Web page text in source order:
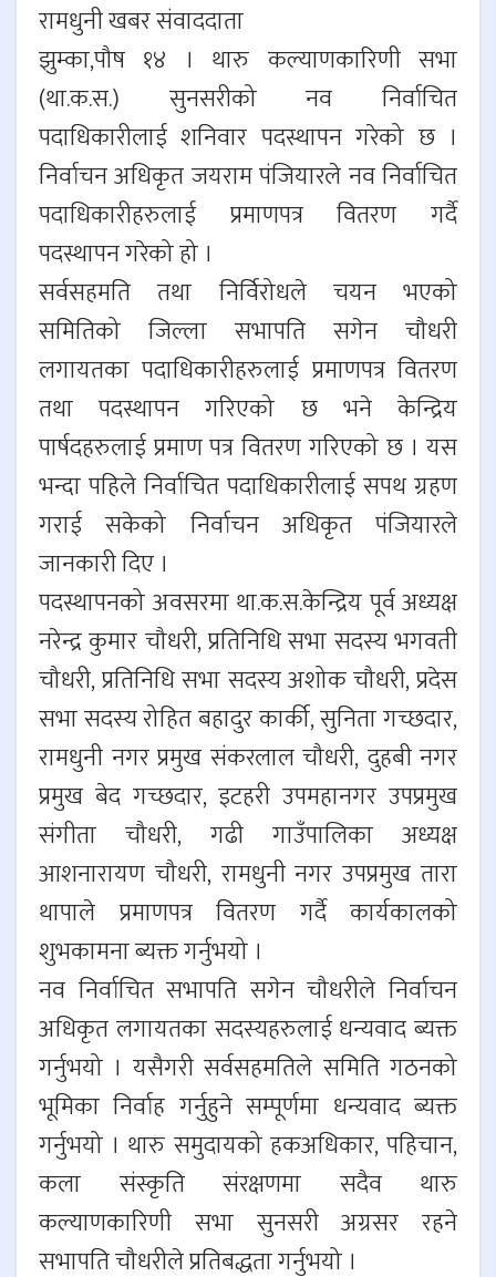
रामधुनी खबर संवाददाता
झुम्का,पौष १४ । थारु कल्याणकारिणी सभा
(था.क.स.) सुनसरीको नव निर्वाचित
पदाधिकारीलाई शनिवार पदस्थापन गरेको छ ।
निर्वाचन अधिकृत जयराम पंजियारले नव निर्वाचित
पदाधिकारीहरुलाई प्रमाणपत्र वितरण गर्दै
पदस्थापन गरेको हो ।
सर्वसहमति तथा निर्विरोधले चयन भएको
समितिको जिल्ला सभापति सगेन चौधरी
लगायतका पदाधिकारीहरुलाई प्रमाणपत्र वितरण
तथा पदस्थापन गरिएको छ भने केन्द्रिय
पार्षदहरुलाई प्रमाण पत्र वितरण गरिएको छ । यस
भन्दा पहिले निर्वाचित पदाधिकारीलाई सपथ ग्रहण
गराई सकेको निर्वाचन अधिकृत पंजियारले
जानकारी दिए ।
पदस्थापनको अवसरमा था.क.स.केन्द्रिय पूर्व अध्यक्ष
नरेन्द्र कुमार चौधरी, प्रतिनिधि सभा सदस्य भगवती
चौधरी, प्रतिनिधि सभा सदस्य अशोक चौधरी, प्रदेस
सभा सदस्य रोहित बहादुर कार्की, सुनिता गच्छदार,
रामधुनी नगर प्रमुख संकरलाल चौधरी, दुहबी नगर
प्रमुख बेद गच्छदार, इटहरी उपमहानगर उपप्रमुख
संगीता चौधरी, गढी गाउँपालिका अध्यक्ष
आशनारायण चौधरी, रामधुनी नगर उपप्रमुख तारा
थापाले प्रमाणपत्र वितरण गर्दै कार्यकालको
शुभकामना ब्यक्त गर्नुभयो ।
नव निर्वाचित सभापति सगेन चौधरीले निर्वाचन
अधिकृत लगायतका सदस्यहरुलाई धन्यवाद ब्यक्त
गर्नुभयो । यसैगरी सर्वसहमतिले समिति गठनको
भूमिका निर्वाह गर्नुहुने सम्पूर्णमा धन्यवाद ब्यक्त
गर्नुभयो । थारु समुदायको हकअधिकार, पहिचान,
कला संस्कृति संरक्षणमा सदैव थारु
कल्याणकारिणी सभा सुनसरी अग्रसर रहने
सभापति चौधरीले प्रतिबद्धता गर्नुभयो ।